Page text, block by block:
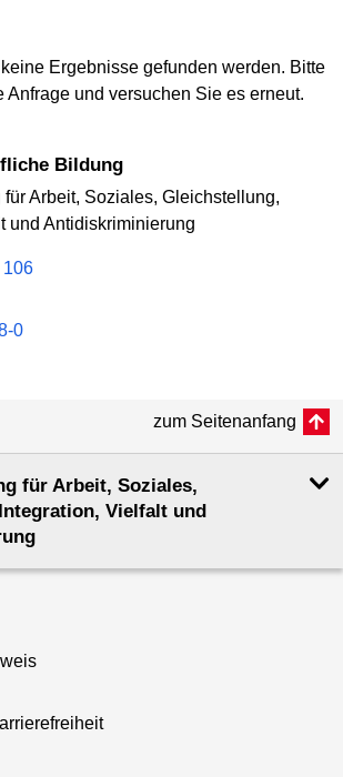
Ergebnisse gefunden werden. Bitte
Anfrage und versuchen Sie es erneut.
Bildung
Arbeit, Soziales, Gleichstellung,
und Antidiskriminierung
106
0
zum Seitenanfang
für Arbeit, Soziales,
Vielfalt und